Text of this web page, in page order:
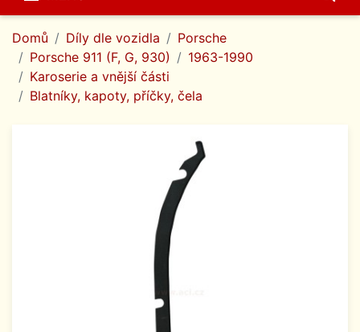
Domů Díly dle vozidla
Porsche
Porsche 911 (F, G, 930)
1963-1990
Karoserie a vnější části
Blatníky, kapoty, příčky, čela